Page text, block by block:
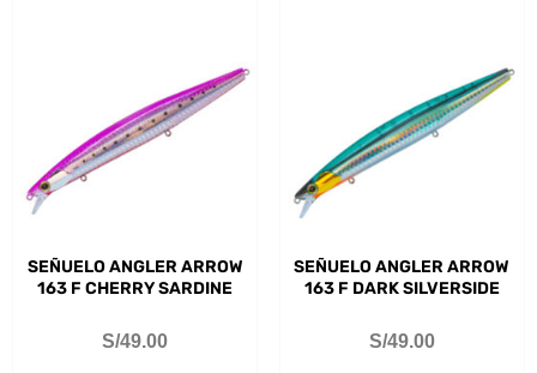
SEÑUELO ANGLER ARROW
163 F CHERRY SARDINE
S/49.00
SEÑUELO ANGLER ARROW
163 F DARK SILVERSIDE
S/49.00